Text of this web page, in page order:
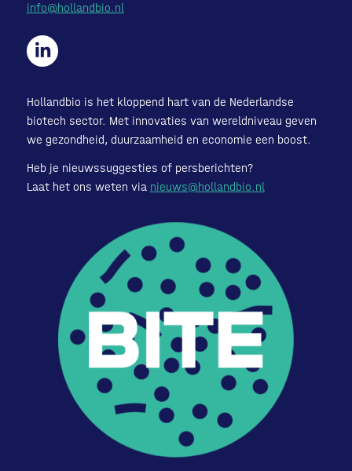
info@hollandbio.nl
Hollandbio is het kloppend hart van de Nederlandse
biotech sector. Met innovaties van wereldniveau geven
we gezondheid, duurzaamheid en economie een boost.
Heb je nieuwssuggesties of persberichten?
Laat het ons weten via nieuws@hollandbio.nl